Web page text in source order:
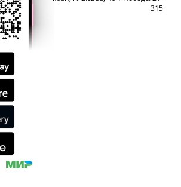
315